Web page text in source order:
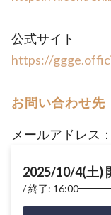
公式サイト
https://
お問い合わせ先
メールアドレス：
2025/10/4(土)
終了: 16:00